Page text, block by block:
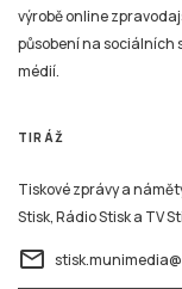
výrobě online
působení na sociálních
médií.
TIRÁŽ
Tiskové zprávy a
Stisk, Rádio Stisk a TV
email